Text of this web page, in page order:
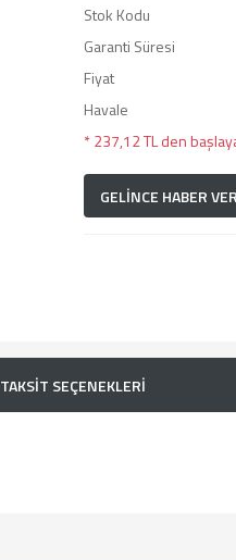
Stok Kodu
Garanti Süresi
Fiyat
Havale
* 237,12 TL den
GELİNCE HABER VER
TAKSİT SEÇENEKLERİ